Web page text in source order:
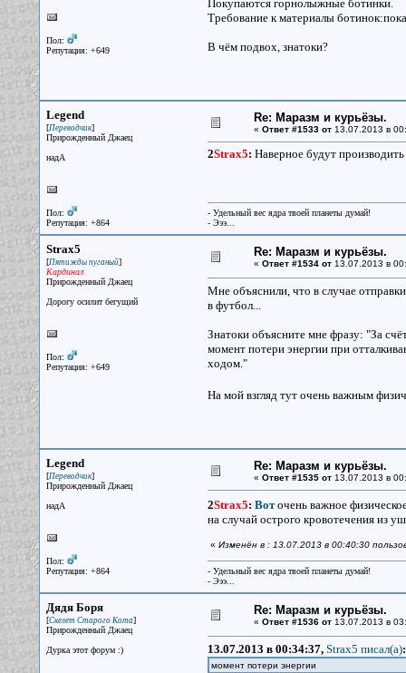
Пол:
Репутация: +649
Покупаются горнолыжные ботинки.
Требование к материалы
В чём подвох, знатоки?
Legend
[Переводчик]
Прирожденный Джаец
надА
Пол:
Репутация: +864
Re: Маразм и курьёзы.
« Ответ #1533 от13.07.2013 в
2Strax5: Наверное будут
- Удельный вес ядра твоей планеты думай!
- Эээ...
Strax5
[Пятижды пуганый]
Кардинал
Прирожденный Джаец
Дорогу осилит бегущий
Пол:
Репутация: +649
Re: Маразм и курьёзы.
« Ответ #1534 от13.07.2013 в
Мне объяснили, что в случае
в футбол...
Знатоки объясните мне фразу: "За
момент потери энергии при
ходом."
На мой взгляд тут очень важным
Legend
[Переводчик]
Прирожденный Джаец
надА
Пол:
Репутация: +864
Re: Маразм и курьёзы.
« Ответ #1535 от13.07.2013 в
2Strax5: Воточень важное
на случай острого кровотечения из
« Изменён в : 13.07.2013 в 00:40:30
- Удельный вес ядра твоей планеты думай!
- Эээ...
Дядя Боря
[Скелет Старого Кота]
Прирожденный Джаец
Дурка этот форум :)
Re: Маразм и курьёзы.
« Ответ #1536 от13.07.2013 в
13.07.2013 в 00:34:37, Strax5 писал(a):
момент потери энергии